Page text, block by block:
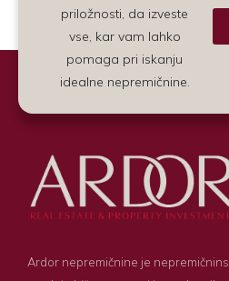
priložnosti, da izveste
vse, kar vam lahko
pomaga pri iskanju
idealne nepremičnine.
Ardor nepremičnine je